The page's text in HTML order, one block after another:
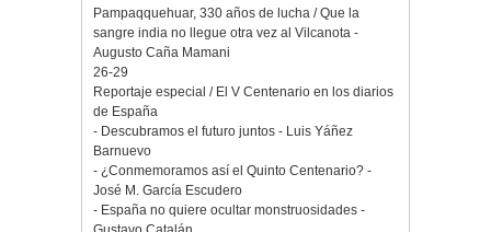
Pampaqquehuar, 330 años de lucha / Que la
sangre india no llegue otra vez al Vilcanota -
Augusto Caña Mamani
26-29
Reportaje especial / El V Centenario en los diarios
de España
- Descubramos el futuro juntos - Luis Yáñez
Barnuevo
- ¿Conmemoramos así el Quinto Centenario? -
José M. García Escudero
- España no quiere ocultar monstruosidades -